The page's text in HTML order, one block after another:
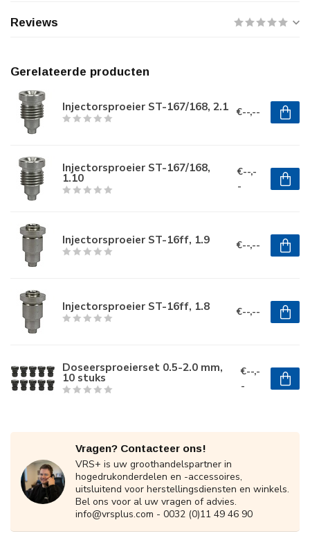
Reviews
Gerelateerde producten
Injectorsproeier ST-167/168, 2.1 €--,--
Injectorsproeier ST-167/168,
1.10
€--,-
-
Injectorsproeier ST-16ff, 1.9 €--,--
Injectorsproeier ST-16ff, 1.8 €--,--
Doseersproeierset 0.5-2.0 mm,
10 stuks
€--,-
-
Vragen? Contacteer ons!
VRS+ is uw groothandelspartner in
hogedrukonderdelen en -accessoires,
uitsluitend voor herstellingsdiensten en winkels.
Bel ons voor al uw vragen of advies.
info@vrsplus.com - 0032 (0)11 49 46 90